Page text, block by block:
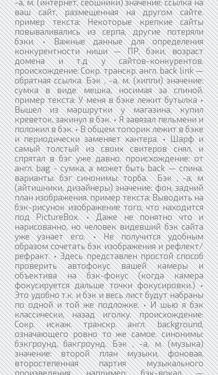
ваш сайт, размещенная на другом сайте.
пример текста: Некоторые крепкие сайты
повываливались из серпа, другие потеряли
бэки. • Важные данные для определения
конкурентности ниши — ПР, бэки, возраст
домена и т.д у сайтов-конкурентов.
происхождение: Сокр. транскр. англ. back link —
обратная ссылка. Бэк , -а, м. (хиппи) значение:
сумка в виде мешка, носимая за спиной.
пример текста: У меня в бэке лежит бутылка •
Вышел из маршрутки у магазина, купил
креветок, закинул в бэк. • Я завязал пельмени и
положил в бэк. • В общем топорик лежит в бэке
и периодически заменяет хантера. • Шарф и
самый толстый из своих свитеров снял, и
спрятал в бэг уже давно. происхождение: от
англ. bag - сумка, а может быть back — спина.
варианты: бэг синонимы: торба. Бэк , -а, м
(айтишники, дизайнеры) значение: фон, задний
план изображения. пример текста: Выводить на
бэк-рисунок изображение того, что находится
под PictureBox. • Даже не понятно что и
нарисованно, но человек видевший бэк сайта
уже узнает его. • Не получится удобным
образом сочетать бэк изображения и рефлект/
рефракт. • Здесь представлен простой способ
проверить автофокус вашей камеры и
объектива на бэк-фокус (когда камера
фокусируется дальше точки фокусировки.) •
Это удобно т.к. и бэк и весь лист будут набраны
по одной и той же подложке. • И шью я бэк
классически, назад иголку. происхождение:
Сокр. искаж. транскр. англ. background,
означающего ровно то же самое. синонимы:
бэкгроунд, бакгроунд. Бэк , -а, м. (музыка)
значение: второй план музыки, фоновая,
второстепенная партия музыкального
произведения, например: бэк-вокал —